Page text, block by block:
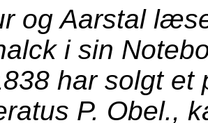
og Aarstal
i sin
har solgt
P. Obel.,